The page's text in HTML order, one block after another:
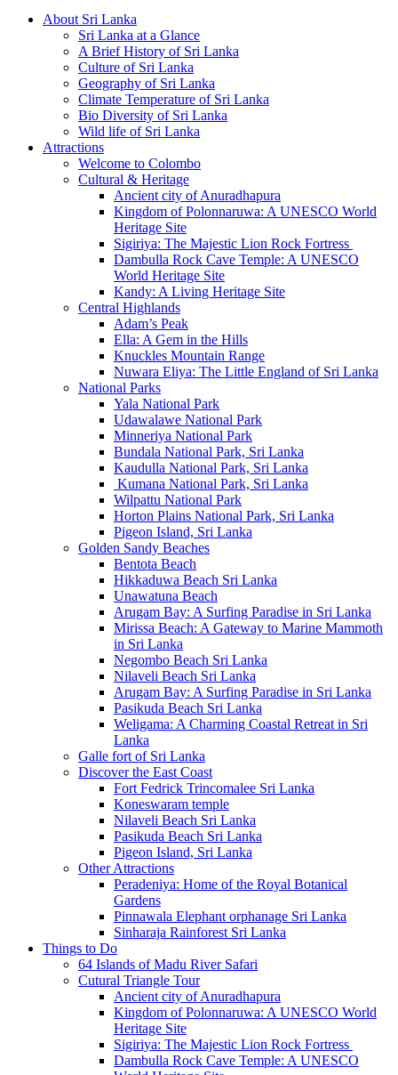
About Sri Lanka
Sri Lanka at a Glance
A Brief History of Sri Lanka
Culture of Sri Lanka
Geography of Sri Lanka
Climate Temperature of Sri Lanka
Bio Diversity of Sri Lanka
Wild life of Sri Lanka
Attractions
Welcome to Colombo
Cultural & Heritage
Ancient city of Anuradhapura
Kingdom of Polonnaruwa: A UNESCO World
Heritage Site
Sigiriya: The Majestic Lion Rock Fortress
Dambulla Rock Cave Temple: A UNESCO
World Heritage Site
Kandy: A Living Heritage Site
Central Highlands
Adam’s Peak
Ella: A Gem in the Hills
Knuckles Mountain Range
Nuwara Eliya: The Little England of Sri Lanka
National Parks
Yala National Park
Udawalawe National Park
Minneriya National Park
Bundala National Park, Sri Lanka
Kaudulla National Park, Sri Lanka
Kumana National Park, Sri Lanka
Wilpattu National Park
Horton Plains National Park, Sri Lanka
Pigeon Island, Sri Lanka
Golden Sandy Beaches
Bentota Beach
Hikkaduwa Beach Sri Lanka
Unawatuna Beach
Arugam Bay: A Surfing Paradise in Sri Lanka
Mirissa Beach: A Gateway to Marine Mammoth
in Sri Lanka
Negombo Beach Sri Lanka
Nilaveli Beach Sri Lanka
Arugam Bay: A Surfing Paradise in Sri Lanka
Pasikuda Beach Sri Lanka
Weligama: A Charming Coastal Retreat in Sri
Lanka
Galle fort of Sri Lanka
Discover the East Coast
Fort Fedrick Trincomalee Sri Lanka
Koneswaram temple
Nilaveli Beach Sri Lanka
Pasikuda Beach Sri Lanka
Pigeon Island, Sri Lanka
Other Attractions
Peradeniya: Home of the Royal Botanical
Gardens
Pinnawala Elephant orphanage Sri Lanka
Sinharaja Rainforest Sri Lanka
Things to Do
64 Islands of Madu River Safari
Cutural Triangle Tour
Ancient city of Anuradhapura
Kingdom of Polonnaruwa: A UNESCO World
Heritage Site
Sigiriya: The Majestic Lion Rock Fortress
Dambulla Rock Cave Temple: A UNESCO